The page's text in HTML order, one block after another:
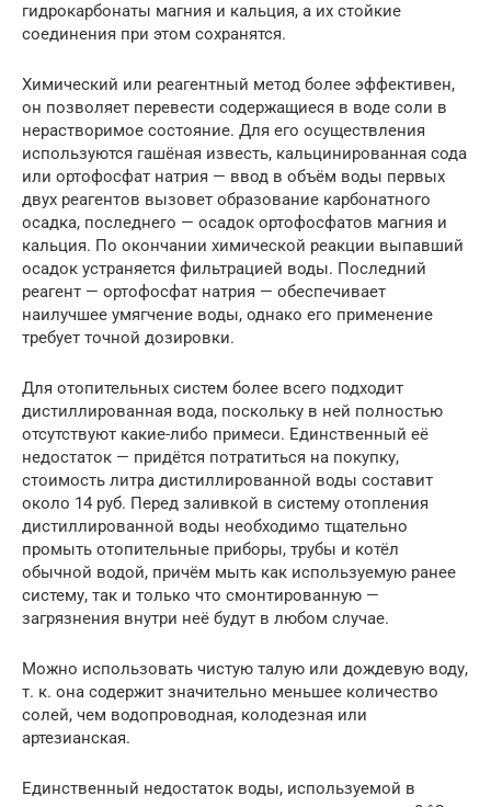
гидрокарбонаты магния и кальция, а их стойкие
соединения при этом сохранятся.
Химический или реагентный метод более эффективен,
он позволяет перевести содержащиеся в воде соли в
нерастворимое состояние. Для его осуществления
используются гашёная известь, кальцинированная сода
или ортофосфат натрия — ввод в объём воды первых
двух реагентов вызовет образование карбонатного
осадка, последнего — осадок ортофосфатов магния и
кальция. По окончании химической реакции выпавший
осадок устраняется фильтрацией воды. Последний
реагент — ортофосфат натрия — обеспечивает
наилучшее умягчение воды, однако его применение
требует точной дозировки.
Для отопительных систем более всего подходит
дистиллированная вода, поскольку в ней полностью
отсутствуют какие-либо примеси. Единственный её
недостаток — придётся потратиться на покупку,
стоимость литра дистиллированной воды составит
около 14 руб. Перед заливкой в систему отопления
дистиллированной воды необходимо тщательно
промыть отопительные приборы, трубы и котёл
обычной водой, причём мыть как используемую ранее
систему, так и только что смонтированную —
загрязнения внутри неё будут в любом случае.
Можно использовать чистую талую или дождевую воду,
т. к. она содержит значительно меньшее количество
солей, чем водопроводная, колодезная или
артезианская.
Единственный недостаток воды, используемой в